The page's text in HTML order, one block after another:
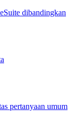
dibandingkan
pertanyaan umum